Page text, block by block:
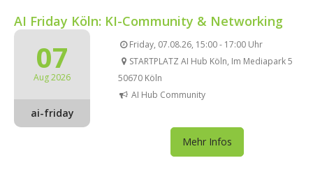
AI Friday Köln: KI-Community & Networking
07
Aug 2026
ai-friday
Friday, 07.08.26, 15:00 - 17:00 Uhr
STARTPLATZ AI Hub Köln, Im Mediapark 5
50670 Köln
AI Hub Community
Mehr Infos